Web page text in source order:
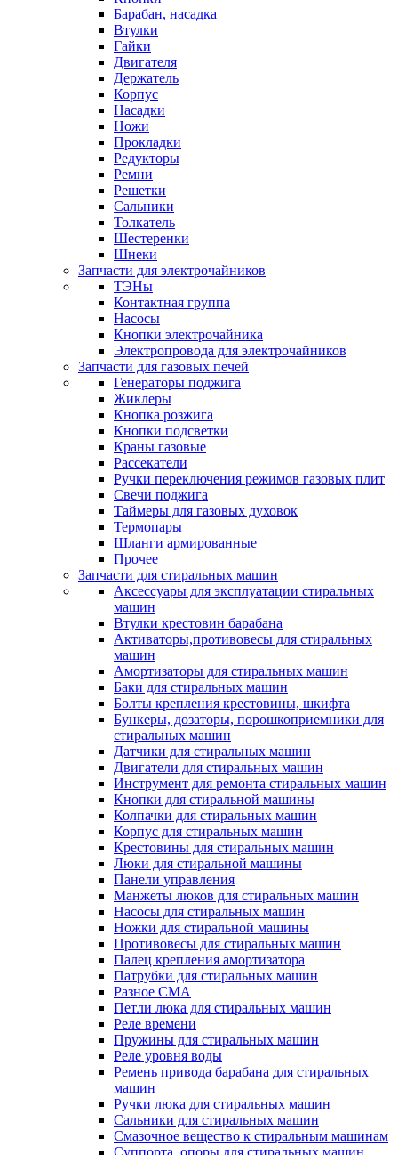
Барабан, насадка
Втулки
Гайки
Двигателя
Держатель
Корпус
Насадки
Ножи
Прокладки
Редукторы
Ремни
Решетки
Сальники
Толкатель
Шестеренки
Шнеки
Запчасти для электрочайников
ТЭНы
Контактная группа
Насосы
Кнопки электрочайника
Электропровода для электрочайников
Запчасти для газовых печей
Генераторы поджига
Жиклеры
Кнопка розжига
Кнопки подсветки
Краны газовые
Рассекатели
Ручки переключения режимов газовых плит
Свечи поджига
Таймеры для газовых духовок
Термопары
Шланги армированные
Прочее
Запчасти для стиральных машин
Аксессуары для эксплуатации стиральных
машин
Втулки крестовин барабана
Активаторы,противовесы для стиральных
машин
Амортизаторы для стиральных машин
Баки для стиральных машин
Болты крепления крестовины, шкифта
Бункеры, дозаторы, порошкоприемники для
стиральных машин
Датчики для стиральных машин
Двигатели для стиральных машин
Инструмент для ремонта стиральных машин
Кнопки для стиральной машины
Колпачки для стиральных машин
Корпус для стиральных машин
Крестовины для стиральных машин
Люки для стиральной машины
Панели управления
Манжеты люков для стиральных машин
Насосы для стиральных машин
Ножки для стиральной машины
Противовесы для стиральных машин
Палец крепления амортизатора
Патрубки для стиральных машин
Разное СМА
Петли люка для стиральных машин
Реле времени
Пружины для стиральных машин
Реле уровня воды
Ремень привода барабана для стиральных
машин
Ручки люка для стиральных машин
Сальники для стиральных машин
Смазочное вещество к стиральным машинам
Суппорта, опоры для стиральных машин